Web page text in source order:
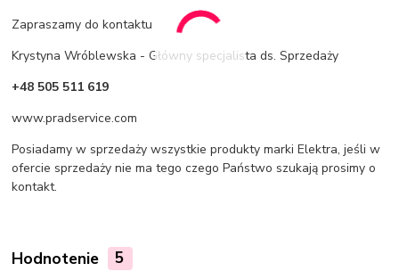
Zapraszamy do kontaktu
Krystyna Wróblewska - Główny specjalista ds. Sprzedaży
+48 505 511 619
www.pradservice.com
Posiadamy w sprzedaży wszystkie produkty marki Elektra, jeśli w
ofercie sprzedaży nie ma tego czego Państwo szukają prosimy o
kontakt.
Hodnotenie 5